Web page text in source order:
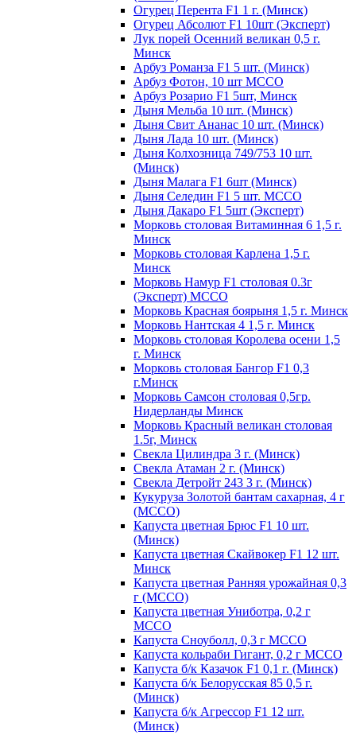
Огурец Перента F1 1 г. (Минск)
Огурец Абсолют F1 10шт (Эксперт)
Лук порей Осенний великан 0,5 г.
Минск
Арбуз Романза F1 5 шт. (Минск)
Арбуз Фотон, 10 шт МССО
Арбуз Розарио F1 5шт, Минск
Дыня Мельба 10 шт. (Минск)
Дыня Свит Ананас 10 шт. (Минск)
Дыня Лада 10 шт. (Минск)
Дыня Колхозница 749/753 10 шт.
(Минск)
Дыня Малага F1 6шт (Минск)
Дыня Селедин F1 5 шт. МССО
Дыня Дакаро F1 5шт (Эксперт)
Морковь столовая Витаминная 6 1,5 г.
Минск
Морковь столовая Карлена 1,5 г.
Минск
Морковь Намур F1 столовая 0.3г
(Эксперт) МССО
Морковь Красная боярыня 1,5 г. Минск
Морковь Нантская 4 1,5 г. Минск
Морковь столовая Королева осени 1,5
г. Минск
Морковь столовая Бангор F1 0,3
г.Минск
Морковь Самсон столовая 0,5гр.
Нидерланды Минск
Морковь Красный великан столовая
1.5г, Минск
Свекла Цилиндра 3 г. (Минск)
Свекла Атаман 2 г. (Минск)
Свекла Детройт 243 3 г. (Минск)
Кукуруза Золотой бантам сахарная, 4 г
(МССО)
Капуста цветная Брюс F1 10 шт.
(Минск)
Капуста цветная Скайвокер F1 12 шт.
Минск
Капуста цветная Ранняя урожайная 0,3
г (МССО)
Капуста цветная Униботра, 0,2 г
МССО
Капуста Сноуболл, 0,3 г МССО
Капуста кольраби Гигант, 0,2 г МССО
Капуста б/к Казачок F1 0,1 г. (Минск)
Капуста б/к Белорусская 85 0,5 г.
(Минск)
Капуста б/к Агрессор F1 12 шт.
(Минск)